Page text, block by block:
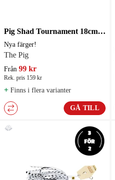
Pig Shad Tournament 18cm 30g 2-pack Jigg
Nya färger!
The Pig
Från 99 kr
Rek. pris 159 kr
+ Finns i flera varianter
GÅ TILL